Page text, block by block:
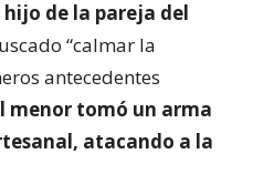
su vehículo
calle Los Molineros,
del móvil, pidió ayuda,
pública.